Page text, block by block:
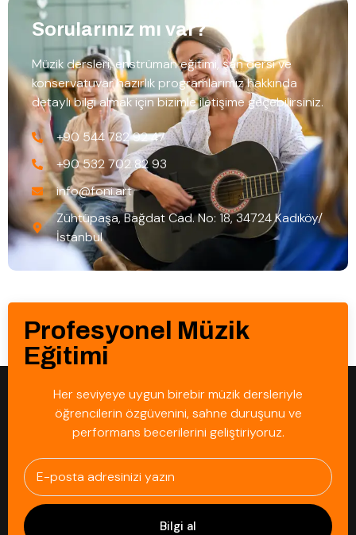
Sorularınız mı var?
Müzik dersleri, enstrüman eğitimi, şan dersi ve
konservatuvar hazırlık programlarımız hakkında
detaylı bilgi almak için bizimle iletişime geçebilirsiniz.
+90 544 782 92 47
+90 532 702 82 93
info@foni.art
Zühtüpaşa, Bağdat Cad. No: 18, 34724 Kadıköy/
İstanbul
Profesyonel Müzik
Eğitimi
Her seviyeye uygun birebir müzik dersleriyle
öğrencilerin özgüvenini, sahne duruşunu ve
performans becerilerini geliştiriyoruz.
Bilgi al